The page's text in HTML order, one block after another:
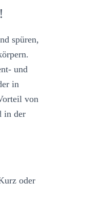
spüren,
und
in
von
in der
oder